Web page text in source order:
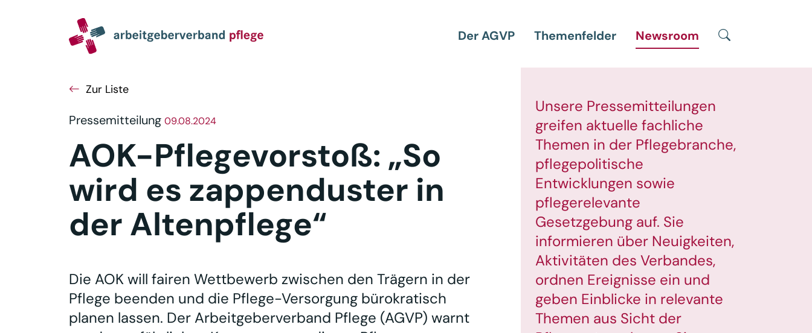
Der AGVP
Themenfelder Newsroom
Zur Liste
Pressemitteilung 09.08.2024
AOK-Pflegevorstoß: „So
wird es zappenduster in
der Altenpflege“
Die AOK will fairen Wettbewerb zwischen den Trägern in der
Pflege beenden und die Pflege-Versorgung bürokratisch
planen lassen. Der Arbeitgeberverband Pflege (AGVP) warnt
Unsere Pressemitteilungen
greifen aktuelle fachliche
Themen in der Pflegebranche,
pflegepolitische
Entwicklungen sowie
pflegerelevante
Gesetzgebung auf. Sie
informieren über Neuigkeiten,
Aktivitäten des Verbandes,
ordnen Ereignisse ein und
geben Einblicke in relevante
Themen aus Sicht der